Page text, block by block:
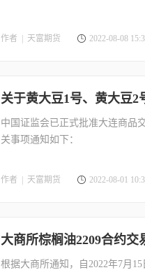
作者 | 天富期货 2022-08-08
关于黄大豆1号、黄大豆
中国证监会已正式批准大连商品
关事项通知如下：
作者 | 天富期货 2022-08-01
大商所棕榈油2209合约交
根据大商所通知，自2022年7月